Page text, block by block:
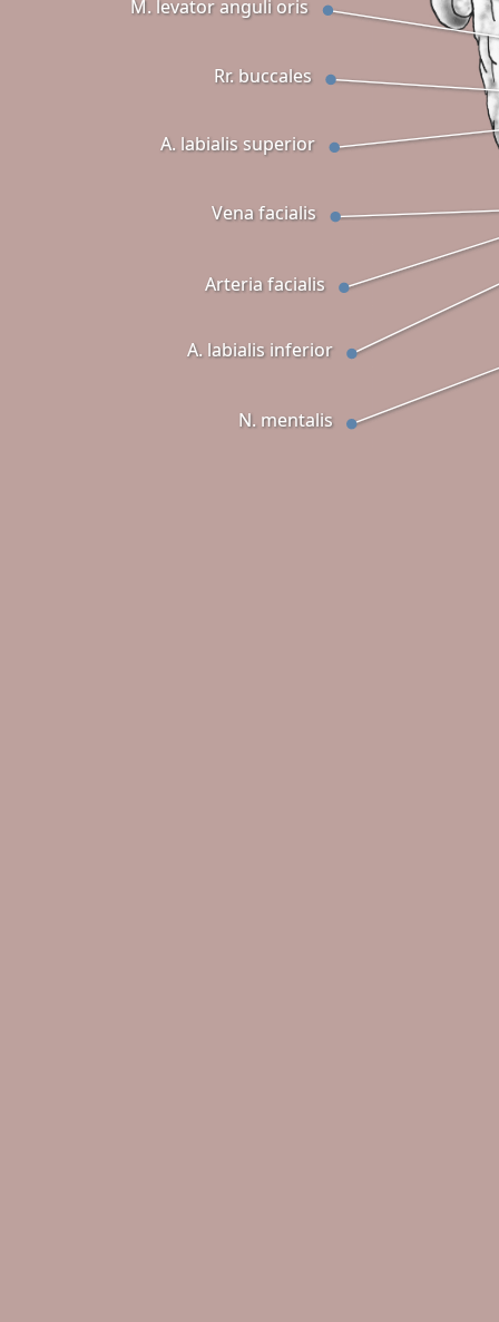
A. labialis inferior
A. labialis superior
Vena facialis
Arteria facialis
M. levator anguli oris
N. mentalis
Rr. buccales